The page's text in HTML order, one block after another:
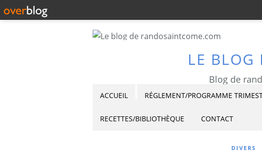
LE BLOG
Blog de
ACCUEIL RÉGLEMENT/PROGRAMME
RECETTES/BIBLIOTHÈQUE CONTACT
DIVERS